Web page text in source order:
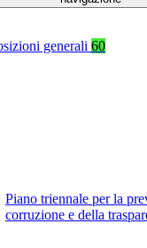
generali 60
Piano triennale per la
corruzione e della